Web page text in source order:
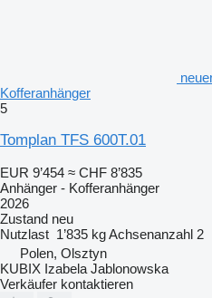
Kofferanhänger
5
Tomplan TFS 600T.01
EUR 9’454 ≈ CHF 8’835
Anhänger - Kofferanhänger
2026
Zustand neu
Nutzlast 1’835 kgAchsenanzahl 2
Polen, Olsztyn
KUBIX Izabela Jablonowska
Verkäufer kontaktieren